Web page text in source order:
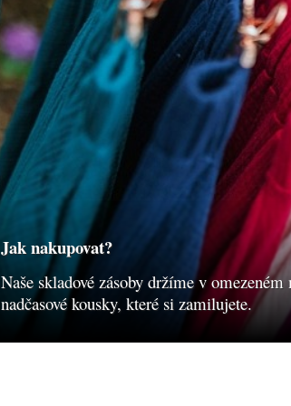
Jak nakupovat?
Naše skladové zásoby držíme v
nadčasové kousky, které si zamilujete.